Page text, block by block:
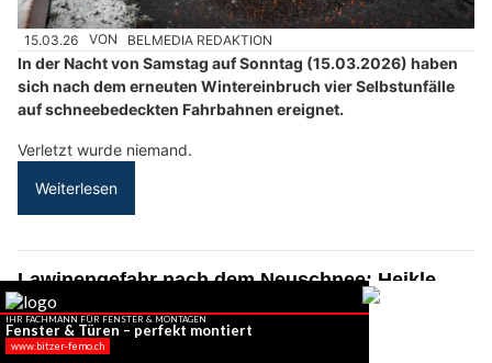
15.03.26 VON BELMEDIA REDAKTION
In der Nacht von Samstag auf Sonntag (15.03.2026) haben
sich nach dem erneuten Wintereinbruch vier Selbstunfälle
auf schneebedeckten Fahrbahnen ereignet.
Verletzt wurde niemand.
Weiterlesen
Lawinengefahr nach dem Neuschnee: Heikle
Schneedecke in den Alpen